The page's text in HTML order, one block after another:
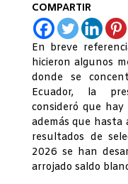
COMPARTIR
En breve
hicieron algunos
donde se
Ecuador, la
consideró que hay
además que hasta
resultados de
2026 se han
arrojado saldo